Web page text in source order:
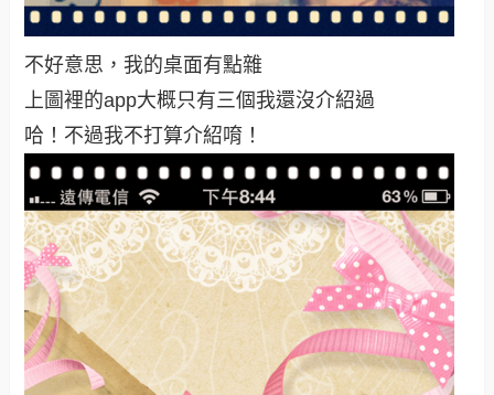
不好意思，我的桌面有點雜
上圖裡的app大概只有三個我還沒介紹過
哈！不過我不打算介紹唷！